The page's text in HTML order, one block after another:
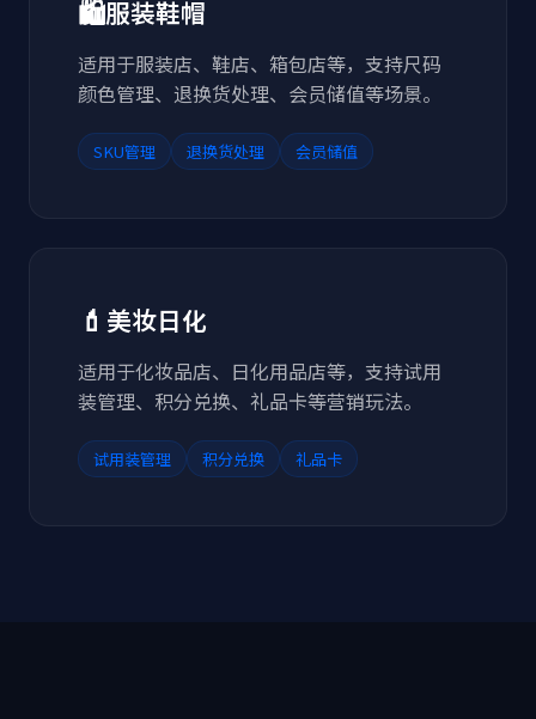
🛍服装鞋帽
适用于服装店、鞋店、箱包店等，支持尺码
颜色管理、退换货处理、会员储值等场景。
SKU管理 退换货处理 会员储值
💄 美妆日化
适用于化妆品店、日化用品店等，支持试用
装管理、积分兑换、礼品卡等营销玩法。
试用装管理 积分兑换 礼品卡